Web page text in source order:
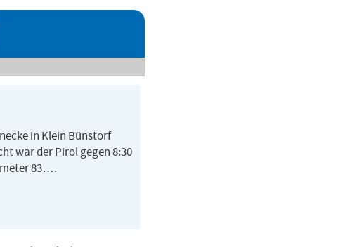
in Klein Bünstorf
war der Pirol gegen 8:30
83….